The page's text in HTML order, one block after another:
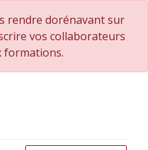
rendre dorénavant sur
vos collaborateurs
formations.